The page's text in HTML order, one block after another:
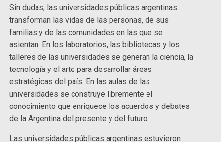
Sin dudas, las universidades públicas argentinas
transforman las vidas de las personas, de sus
familias y de las comunidades en las que se
asientan. En los laboratorios, las bibliotecas y los
talleres de las universidades se generan la ciencia, la
tecnología y el arte para desarrollar áreas
estratégicas del país. En las aulas de las
universidades se construye libremente el
conocimiento que enriquece los acuerdos y debates
de la Argentina del presente y del futuro.
Las universidades públicas argentinas estuvieron